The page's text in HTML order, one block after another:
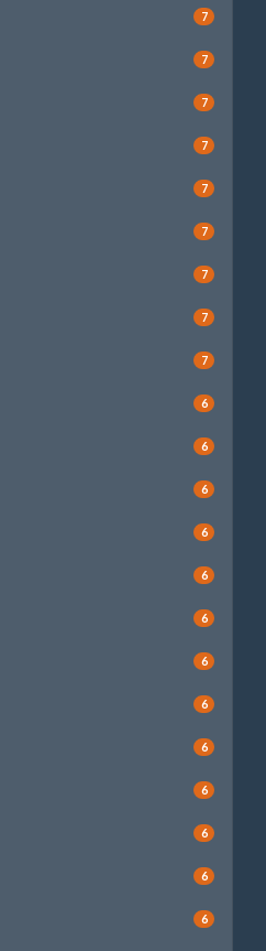
7
7
7
7
7
7
7
7
7
6
6
6
6
6
6
6
6
6
6
6
6
6